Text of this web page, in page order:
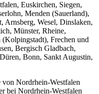
Euskirchen, Siegen,
Menden (Sauerland),
Arnsberg, Wesel, Dinslaken,
Münster, Rheine,
Frechen und
Bergisch Gladbach,
Bonn, Sankt Augustin,